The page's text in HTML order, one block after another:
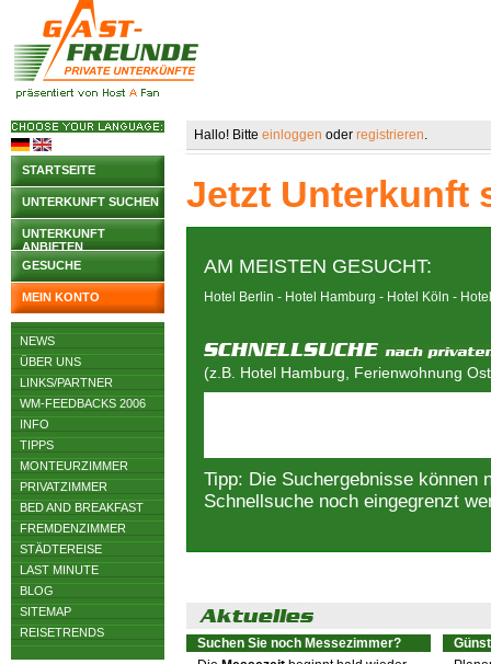
STARTSEITE
UNTERKUNFT SUCHEN
UNTERKUNFT
ANBIETEN
GESUCHE
MEIN KONTO
NEWS
ÜBER UNS
LINKS/PARTNER
WM-FEEDBACKS 2006
INFO
TIPPS
MONTEURZIMMER
PRIVATZIMMER
BED AND BREAKFAST
FREMDENZIMMER
STÄDTEREISE
LAST MINUTE
BLOG
SITEMAP
REISETRENDS
Hallo! Bitte einloggen oder registrieren.
Jetzt Unterkunft
AM MEISTEN GESUCHT:
Hotel Berlin - Hotel Hamburg - Hotel Köln -
(z.B. Hotel Hamburg, Ferienwohnung
Tipp: Die Suchergebnisse können
Schnellsuche noch eingegrenzt
Suchen Sie noch Messezimmer?